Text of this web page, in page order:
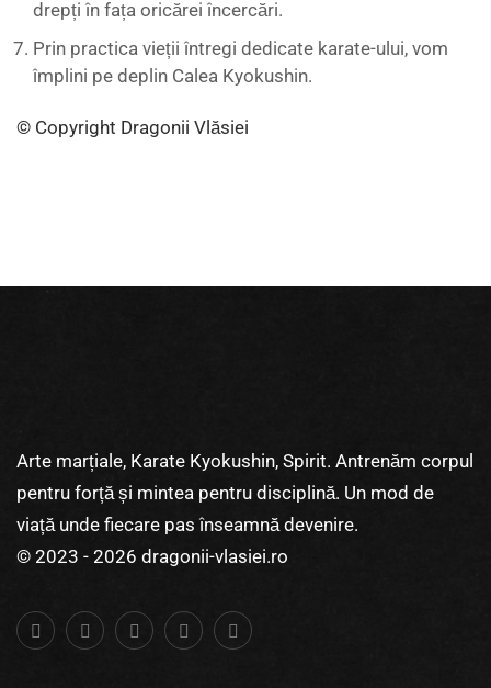
drepți în fața oricărei încercări.
Prin practica vieții întregi dedicate karate-ului, vom
împlini pe deplin Calea Kyokushin.
© Copyright Dragonii Vlăsiei
Arte marțiale, Karate Kyokushin, Spirit. Antrenăm corpul
pentru forță și mintea pentru disciplină. Un mod de
viață unde fiecare pas înseamnă devenire.
© 2023 - 2026 dragonii-vlasiei.ro